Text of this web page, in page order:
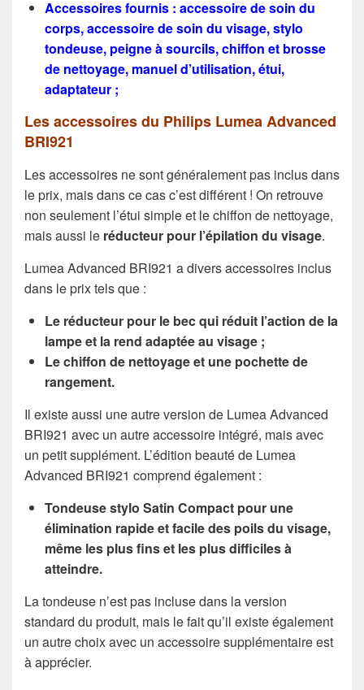
Accessoires fournis : accessoire de soin du
corps, accessoire de soin du visage, stylo
tondeuse, peigne à sourcils, chiffon et brosse
de nettoyage, manuel d’utilisation, étui,
adaptateur ;
Les accessoires du Philips Lumea Advanced
BRI921
Les accessoires ne sont généralement pas inclus dans
le prix, mais dans ce cas c’est différent ! On retrouve
non seulement l’étui simple et le chiffon de nettoyage,
mais aussi le réducteur pour l’épilation du visage.
Lumea Advanced BRI921 a divers accessoires inclus
dans le prix tels que :
Le réducteur pour le bec qui réduit l’action de la
lampe et la rend adaptée au visage ;
Le chiffon de nettoyage et une pochette de
rangement.
Il existe aussi une autre version de Lumea Advanced
BRI921 avec un autre accessoire intégré, mais avec
un petit supplément. L’édition beauté de Lumea
Advanced BRI921 comprend également :
Tondeuse stylo Satin Compact pour une
élimination rapide et facile des poils du visage,
même les plus fins et les plus difficiles à
atteindre.
La tondeuse n’est pas incluse dans la version
standard du produit, mais le fait qu’il existe également
un autre choix avec un accessoire supplémentaire est
à apprécier.